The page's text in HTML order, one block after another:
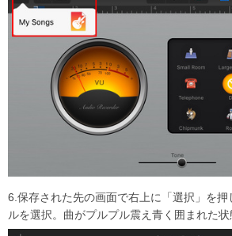
6.保存された先の画面で右上に「選択」を押
ルを選択。曲がプルプル震え青く囲まれた状